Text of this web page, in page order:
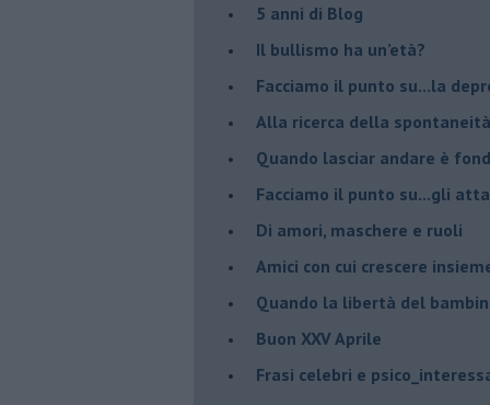
​5 anni di Blog
​Il bullismo ha un’età?
Facciamo il punto su...la
​Alla ricerca della spontaneità
​Quando lasciar andare è
Facciamo il punto su...gli
Di amori, maschere e ruoli
​Amici con cui crescere
​Quando la libertà del
Buon XXV Aprile
​Frasi celebri e